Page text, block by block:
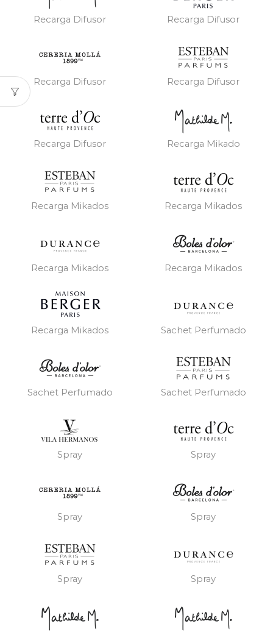
Recarga Difusor Recarga Difusor
Recarga Difusor Recarga Difusor
Recarga Difusor Recarga Mikado
Recarga Mikados Recarga Mikados
Recarga Mikados Recarga Mikados
Recarga Mikados Sachet Perfumado
Sachet Perfumado Sachet Perfumado
Spray Spray
Spray Spray
Spray Spray